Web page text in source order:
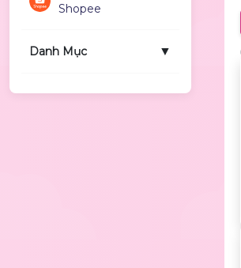
Shopee
Danh Mục ▼